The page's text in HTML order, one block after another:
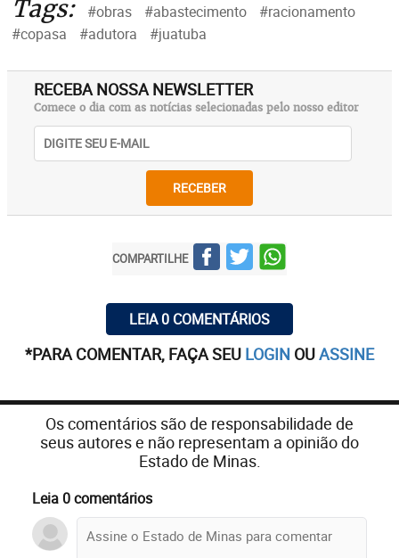
Tags: #obras #abastecimento
#racionamento
#copasa
#adutora #juatuba
RECEBA NOSSA NEWSLETTER
Comece o dia com as notícias selecionadas pelo nosso editor
RECEBER
COMPARTILHE
LEIA 0 COMENTÁRIOS
*PARA COMENTAR, FAÇA SEU LOGIN OUASSINE
Os comentários são de responsabilidade de
seus autores e não representam a opinião do
Estado de Minas.
Leia 0 comentários